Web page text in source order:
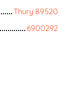
Thury 89520
6900292